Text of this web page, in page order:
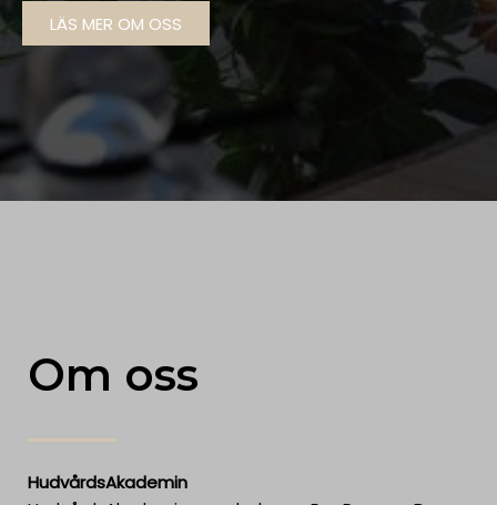
LÄS MER OM OSS
Om oss
HudvårdsAkademin